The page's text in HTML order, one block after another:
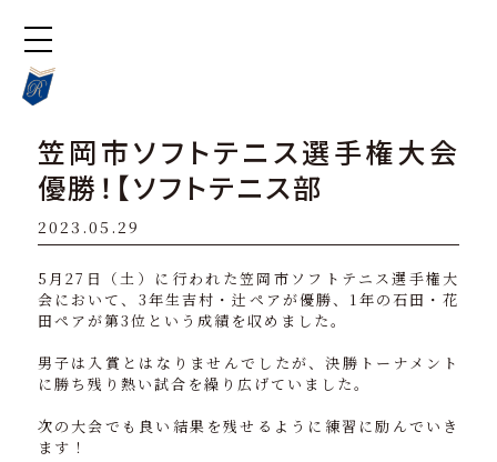
笠岡市ソフトテニス選手権大会
優勝！【ソフトテニス部
2023.05.29
5月27日（土）に行われた笠岡市ソフトテニス選手権大
会において、3年生吉村・辻ペアが優勝、1年の石田・花
田ペアが第3位という成績を収めました。
男子は入賞とはなりませんでしたが、決勝トーナメント
に勝ち残り熱い試合を繰り広げていました。
次の大会でも良い結果を残せるように練習に励んでいき
ます！